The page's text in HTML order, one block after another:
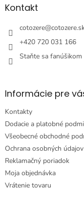
äKontakt
cotozere@
+420 720 031 166
Staňte sa fanúšikom
Informácie pre
Kontakty
Dodacie a platobné
Všeobecné obchodné
Ochrana osobných údajov
Reklamačný poriadok
Moja objednávka
Vrátenie tovaru